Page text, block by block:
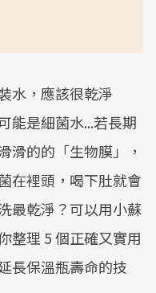
水，應該很乾淨
能是細菌水...若長期
滑的的「生物膜」，
在裡頭，喝下肚就會
最乾淨？可以用小蘇
整理 5 個正確又實用
長保溫瓶壽命的技